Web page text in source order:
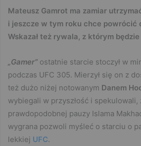
Mateusz Gamrot ma zamiar
i jeszcze w tym roku chce powrócić
Wskazał też rywala, z którym
„Gamer” ostatnie starcie stoczył w
podczas UFC 305. Mierzył się on z
też dużo niżej notowanym Danem
wybiegali w przyszłość i spekulowali,
prawdopodobnej pauzy Islama
wygrana pozwoli myśleć o starciu o
lekkiej UFC.